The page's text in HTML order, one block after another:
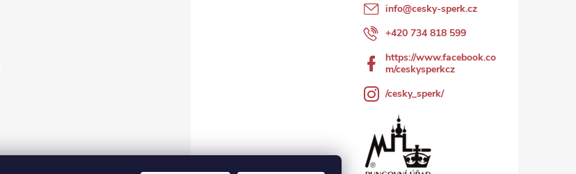
info@cesky-sperk.cz
+420 734 818 599
https://www.facebook.co
m/ceskysperkcz
/cesky_sperk/